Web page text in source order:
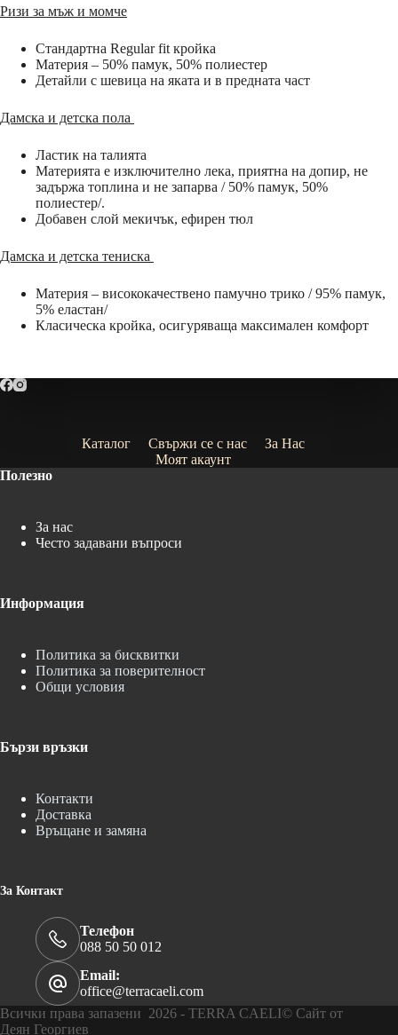
Ризи за мъж и момче
Стандартна Regular fit кройка
Материя – 50% памук, 50% полиестер
Детайли с шевица на яката и в предната част
Дамска и детска пола
Ластик на талията
Материята е изключително лека, приятна на допир, не
задържа топлина и не запарва / 50% памук, 50%
полиестер/.
Добавен слой мекичък, ефирен тюл
Дамска и детска тениска
Материя – висококачествено памучно трико / 95% памук,
5% еластан/
Класическа кройка, осигуряваща максимален комфорт
Каталог Свържи се с нас
За Нас
Моят акаунт
Полезно
За нас
Често задавани въпроси
Информация
Политика за бисквитки
Политика за поверителност
Общи условия
Бързи връзки
Контакти
Доставка
Връщане и замяна
За Контакт
Телефон
088 50 50 012
Email:
office@terracaeli.com
Всички права запазени 2026 - TERRA CAELI© Сайт от
Деян Георгиев